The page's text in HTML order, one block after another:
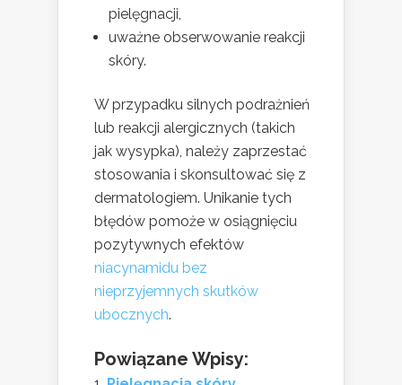
pielęgnacji,
uważne obserwowanie reakcji
skóry.
W przypadku silnych podrażnień
lub reakcji alergicznych (takich
jak wysypka), należy zaprzestać
stosowania i skonsultować się z
dermatologiem. Unikanie tych
błędów pomoże w osiągnięciu
pozytywnych efektów
niacynamidu bez
nieprzyjemnych skutków
ubocznych.
Powiązane Wpisy: